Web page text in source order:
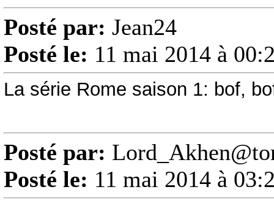
Posté par: Jean24
Posté le: 11 mai 2014 à
La série Rome saison 1: bof,
Posté par:
Posté le: 11 mai 2014 à